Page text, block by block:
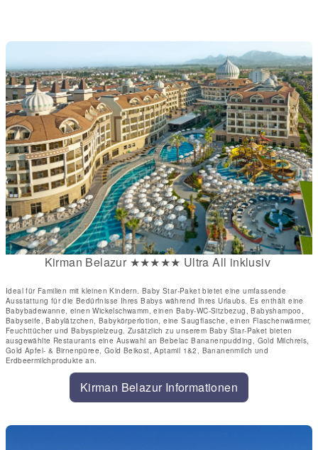
Kirman Belazur ★★★★★ Ultra All inklusiv
Ideal für Familien mit kleinen Kindern. Baby Star-Paket bietet eine umfassende
Ausstattung für die Bedürfnisse Ihres Babys während Ihres Urlaubs. Es enthält eine
Babybadewanne, einen Wickelschwamm, einen Baby-WC-Sitzbezug, Babyshampoo,
Babyseife, Babylätzchen, Babykörperlotion, eine Saugflasche, einen Flaschenwärmer,
Feuchttücher und Babyspielzeug. Zusätzlich zu unserem Baby Star-Paket bieten
ausgewählte Restaurants eine Auswahl an Bebelac Bananenpudding, Gold Milchreis,
Gold Apfel- & Birnenpüree, Gold Beikost, Aptamil 1&2, Bananenmilch und
Erdbeermilchprodukte an.
Kirman Belazur Informationen